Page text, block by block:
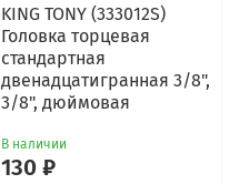
KING TONY (333012S)
Головка торцевая
стандартная
двенадцатигранная 3/8",
3/8", дюймовая
В наличии
130 ₽